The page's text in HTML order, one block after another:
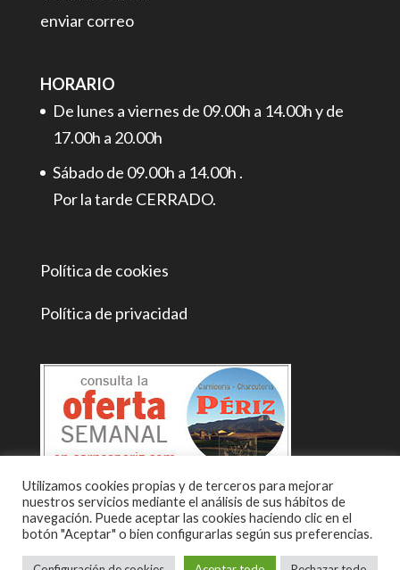
enviar correo
HORARIO
De lunes a viernes de 09.00h a 14.00h y de
17.00h a 20.00h
Sábado de 09.00h a 14.00h .
Por la tarde CERRADO.
Política de cookies
Política de privacidad
Utilizamos cookies propias y de terceros para mejorar
nuestros servicios mediante el análisis de sus hábitos de
navegación. Puede aceptar las cookies haciendo clic en el
botón "Aceptar" o bien configurarlas según sus preferencias.